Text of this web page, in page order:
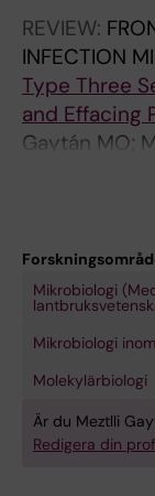
REVIEW:
INFECTION
Type Three
and Effacing
Gaytán MO;
Mikrobiologi
Mikrobiologi
Molekylärbiologi
Är du Meztlli
Redigera din